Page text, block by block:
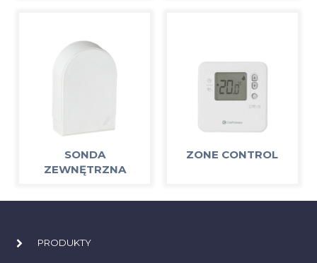
SONDA
ZEWNĘTRZNA
ZONE CONTROL
PRODUKTY